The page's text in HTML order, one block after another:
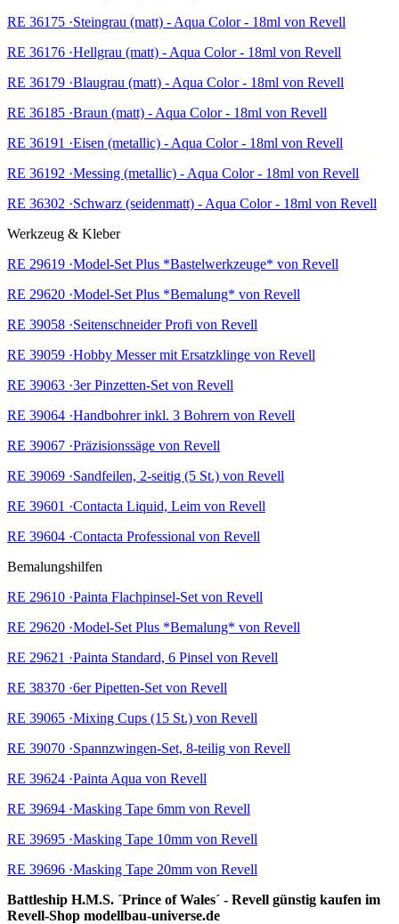
RE 36175 ·Steingrau (matt) - Aqua Color - 18ml von Revell
RE 36176 ·Hellgrau (matt) - Aqua Color - 18ml von Revell
RE 36179 ·Blaugrau (matt) - Aqua Color - 18ml von Revell
RE 36185 ·Braun (matt) - Aqua Color - 18ml von Revell
RE 36191 ·Eisen (metallic) - Aqua Color - 18ml von Revell
RE 36192 ·Messing (metallic) - Aqua Color - 18ml von Revell
RE 36302 ·Schwarz (seidenmatt) - Aqua Color - 18ml von Revell
Werkzeug & Kleber
RE 29619 ·Model-Set Plus *Bastelwerkzeuge* von Revell
RE 29620 ·Model-Set Plus *Bemalung* von Revell
RE 39058 ·Seitenschneider Profi von Revell
RE 39059 ·Hobby Messer mit Ersatzklinge von Revell
RE 39063 ·3er Pinzetten-Set von Revell
RE 39064 ·Handbohrer inkl. 3 Bohrern von Revell
RE 39067 ·Präzisionssäge von Revell
RE 39069 ·Sandfeilen, 2-seitig (5 St.) von Revell
RE 39601 ·Contacta Liquid, Leim von Revell
RE 39604 ·Contacta Professional von Revell
Bemalungshilfen
RE 29610 ·Painta Flachpinsel-Set von Revell
RE 29620 ·Model-Set Plus *Bemalung* von Revell
RE 29621 ·Painta Standard, 6 Pinsel von Revell
RE 38370 ·6er Pipetten-Set von Revell
RE 39065 ·Mixing Cups (15 St.) von Revell
RE 39070 ·Spannzwingen-Set, 8-teilig von Revell
RE 39624 ·Painta Aqua von Revell
RE 39694 ·Masking Tape 6mm von Revell
RE 39695 ·Masking Tape 10mm von Revell
RE 39696 ·Masking Tape 20mm von Revell
Battleship H.M.S. ´Prince of Wales´ - Revell günstig kaufen im
Revell-Shop modellbau-universe.de